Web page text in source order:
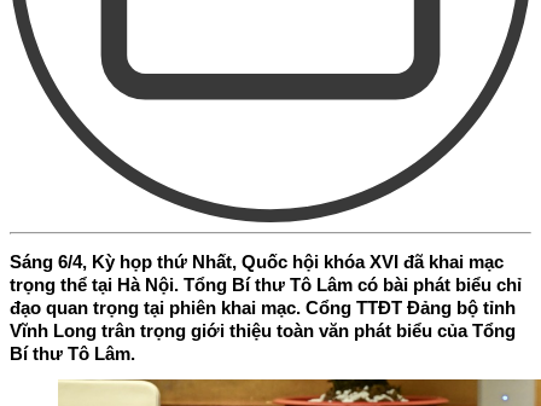
Sáng 6/4, Kỳ họp thứ Nhất, Quốc hội khóa XVI đã khai mạc
trọng thể tại Hà Nội. Tổng Bí thư Tô Lâm có bài phát biểu chỉ
đạo quan trọng tại phiên khai mạc. Cổng TTĐT Đảng bộ tỉnh
Vĩnh Long trân trọng giới thiệu toàn văn phát biểu của Tổng
Bí thư Tô Lâm.